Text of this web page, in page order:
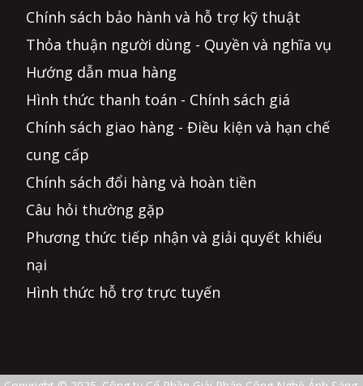
Chính sách bảo hành và hỗ trợ kỹ thuật
Thỏa thuận người dùng - Quyền và nghĩa vụ
Hướng dẫn mua hàng
Hình thức thanh toán - Chính sách giá
Chính sách giao hàng - Điều kiện và hạn chế
cung cấp
Chính sách đổi hàng và hoàn tiền
Câu hỏi thường gặp
Phương thức tiếp nhận và giải quyết khiếu
nại
Hình thức hỗ trợ trực tuyến